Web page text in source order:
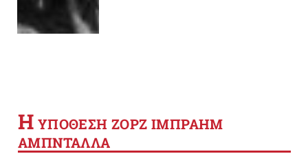
Η YΠΟΘΕΣΗ ΖΟΡΖ ΙΜΠΡΑΗΜ
ΑΜΠΝΤΑΛΛΑ